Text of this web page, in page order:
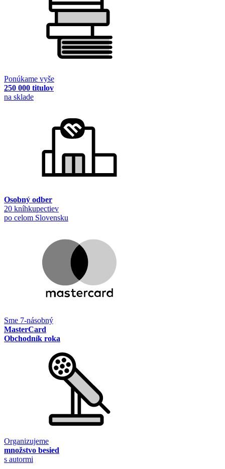
Ponúkame vyše
250 000 titulov
na sklade
Osobný odber
20 kníhkupectiev
po celom Slovensku
Sme 7-násobný
MasterCard
Obchodník roka
Organizujeme
množstvo besied
s autormi